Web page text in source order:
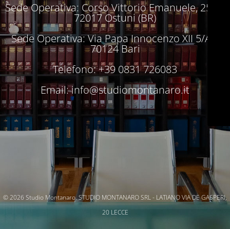
Sede Operativa: Corso Vittorio Emanuele, 250 –
72017 Ostuni (BR)
Sede Operativa: Via Papa Innocenzo XII 5/A –
70124 Bari
Telefono: +39 0831 726083
Email:info@studiomontanaro.it
© 2026 Studio Montanaro. STUDIO MONTANARO SRL - LATIANO VIA DE GASPERI,
20 LECCE